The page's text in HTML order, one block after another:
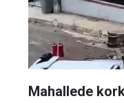
Mahallede